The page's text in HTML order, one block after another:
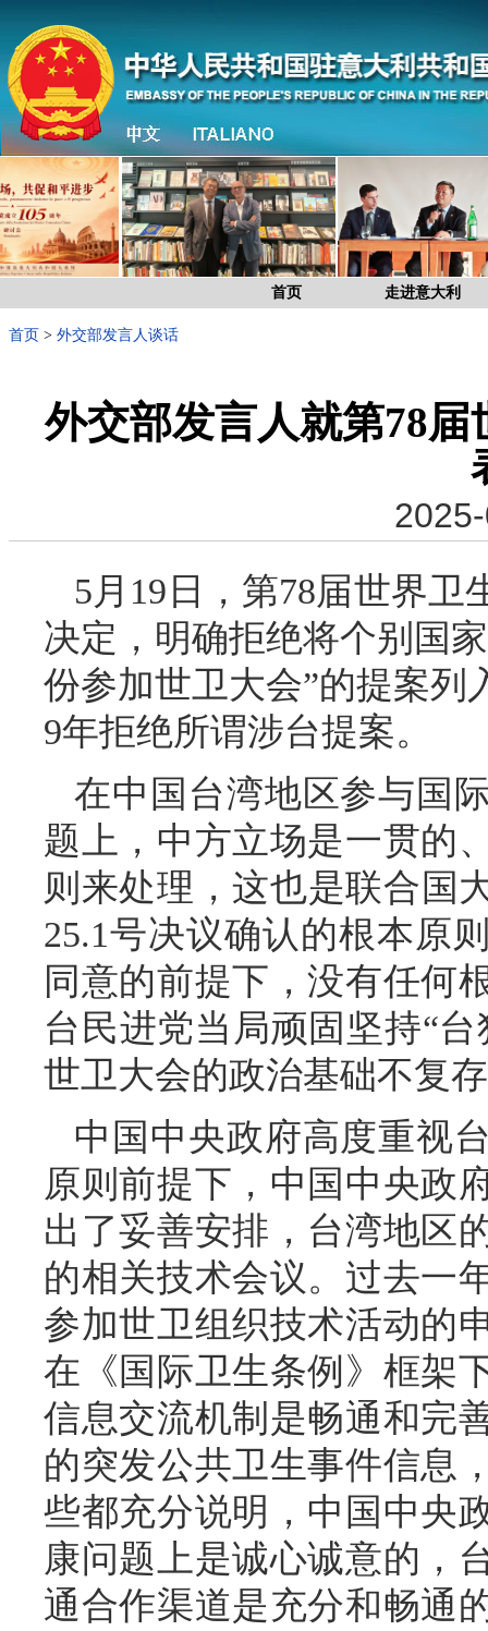
首页 走进意大利
首页 > 外交部发言人谈话
外交部发言人就第78
5月19日，第78届世界
决定，明确拒绝将个别国
份参加世卫大会”的提案列
9年拒绝所谓涉台提案。
在中国台湾地区参与国
题上，中方立场是一贯的
则来处理，这也是联合国
25.1号决议确认的根本原
同意的前提下，没有任何
台民进党当局顽固坚持“
世卫大会的政治基础不复
中国中央政府高度重视
原则前提下，中国中央政
出了妥善安排，台湾地区
的相关技术会议。过去一
参加世卫组织技术活动的
在《国际卫生条例》框架
信息交流机制是畅通和完
的突发公共卫生事件信息
些都充分说明，中国中央
康问题上是诚心诚意的，
通合作渠道是充分和畅通